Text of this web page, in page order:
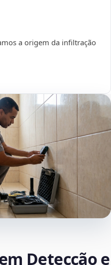
a origem da infiltração
Detecção e